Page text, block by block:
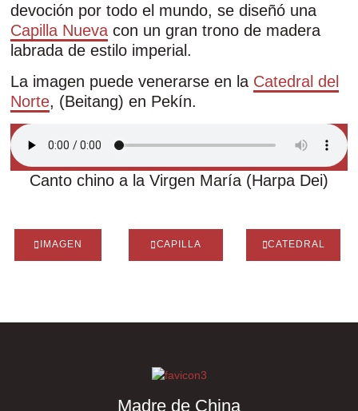
devoción por todo el mundo, se diseñó una
Capilla Nueva con un gran trono de madera
labrada de estilo imperial.
La imagen puede venerarse en la Catedral del
Norte, (Beitang) en Pekín.
Canto chino a la Virgen María (Harpa Dei)
IMAGEN CAPILLA CATEDRAL
Madre de China